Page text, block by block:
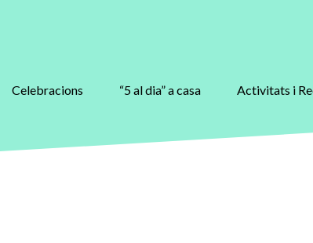
Celebracions “5 al dia” a casa Activitats i